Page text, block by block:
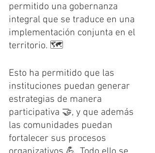
permitido una gobernanza
integral que se traduce en una
implementación conjunta en el
territorio. 🗺️
Esto ha permitido que las
instituciones puedan generar
estrategias de manera
participativa 🤝, y que además
las comunidades puedan
fortalecer sus procesos